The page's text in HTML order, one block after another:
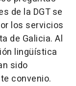
de la DGT se
los servicios
de Galicia. Al
lingüística
sido
convenio.